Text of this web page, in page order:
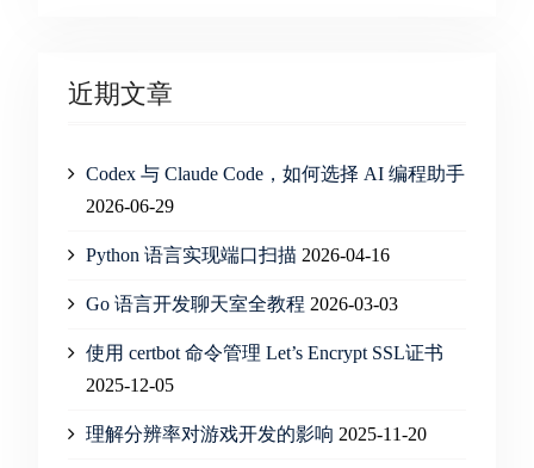
近期文章
Codex 与 Claude Code，如何选择 AI 编程助手
2026-06-29
Python 语言实现端口扫描 2026-04-16
Go 语言开发聊天室全教程 2026-03-03
使用 certbot 命令管理 Let’s Encrypt SSL证书
2025-12-05
理解分辨率对游戏开发的影响 2025-11-20